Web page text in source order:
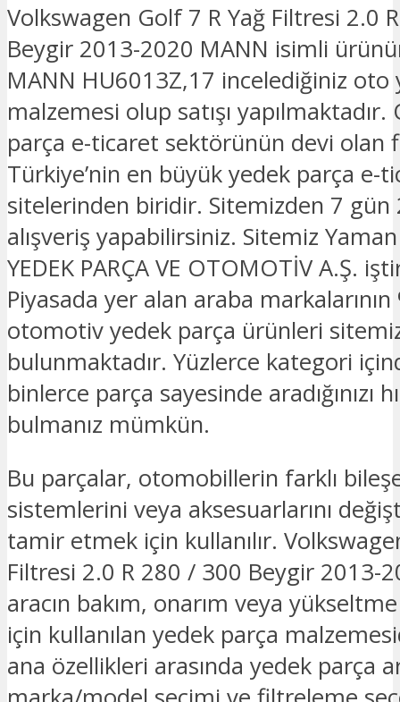
Volkswagen Golf 7 R Yağ Filtresi 2.0
Beygir 2013-2020 MANN isimli
MANN HU6013Z,17 incelediğiniz oto
malzemesi olup satışı
parça e-ticaret sektörünün devi olan
Türkiye’nin en büyük yedek parça e-
sitelerinden biridir. Sitemizden 7 gün
alışveriş yapabilirsiniz. Sitemiz
YEDEK PARÇA VE OTOMOTİV A.Ş.
Piyasada yer alan araba markalarının
otomotiv yedek parça ürünleri
bulunmaktadır. Yüzlerce kategori
binlerce parça sayesinde aradığınızı
bulmanız mümkün.
Bu parçalar, otomobillerin farklı
sistemlerini veya aksesuarlarını
tamir etmek için kullanılır.
Filtresi 2.0 R 280 / 300 Beygir 2013-
aracın bakım, onarım veya
için kullanılan yedek parça
ana özellikleri arasında yedek parça